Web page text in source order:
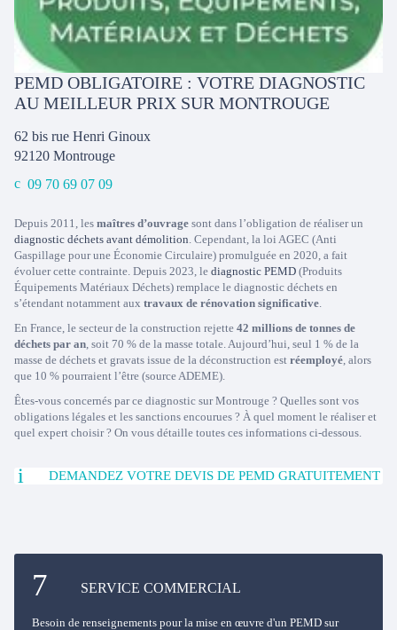
PEMD OBLIGATOIRE : VOTRE DIAGNOSTIC
AU MEILLEUR PRIX SUR MONTROUGE
62 bis rue Henri Ginoux
92120 Montrouge
09 70 69 07 09
Depuis 2011, les maîtres d’ouvrage sont dans l’obligation de réaliser un
diagnostic déchets avant démolition. Cependant, la loi AGEC (Anti
Gaspillage pour une Économie Circulaire) promulguée en 2020, a fait
évoluer cette contrainte. Depuis 2023, le diagnostic PEMD (Produits
Équipements Matériaux Déchets) remplace le diagnostic déchets en
s’étendant notamment aux travaux de rénovation significative.
En France, le secteur de la construction rejette 42 millions de tonnes de
déchets par an, soit 70 % de la masse totale. Aujourd’hui, seul 1 % de la
masse de déchets et gravats issue de la déconstruction est réemployé, alors
que 10 % pourraient l’être (source ADEME).
Êtes-vous concernés par ce diagnostic sur Montrouge ? Quelles sont vos
obligations légales et les sanctions encourues ? À quel moment le réaliser et
quel expert choisir ? On vous détaille toutes ces informations ci-dessous.
DEMANDEZ VOTRE DEVIS DE PEMD GRATUITEMENT
SERVICE COMMERCIAL
Besoin de renseignements pour la mise en œuvre d'un PEMD sur